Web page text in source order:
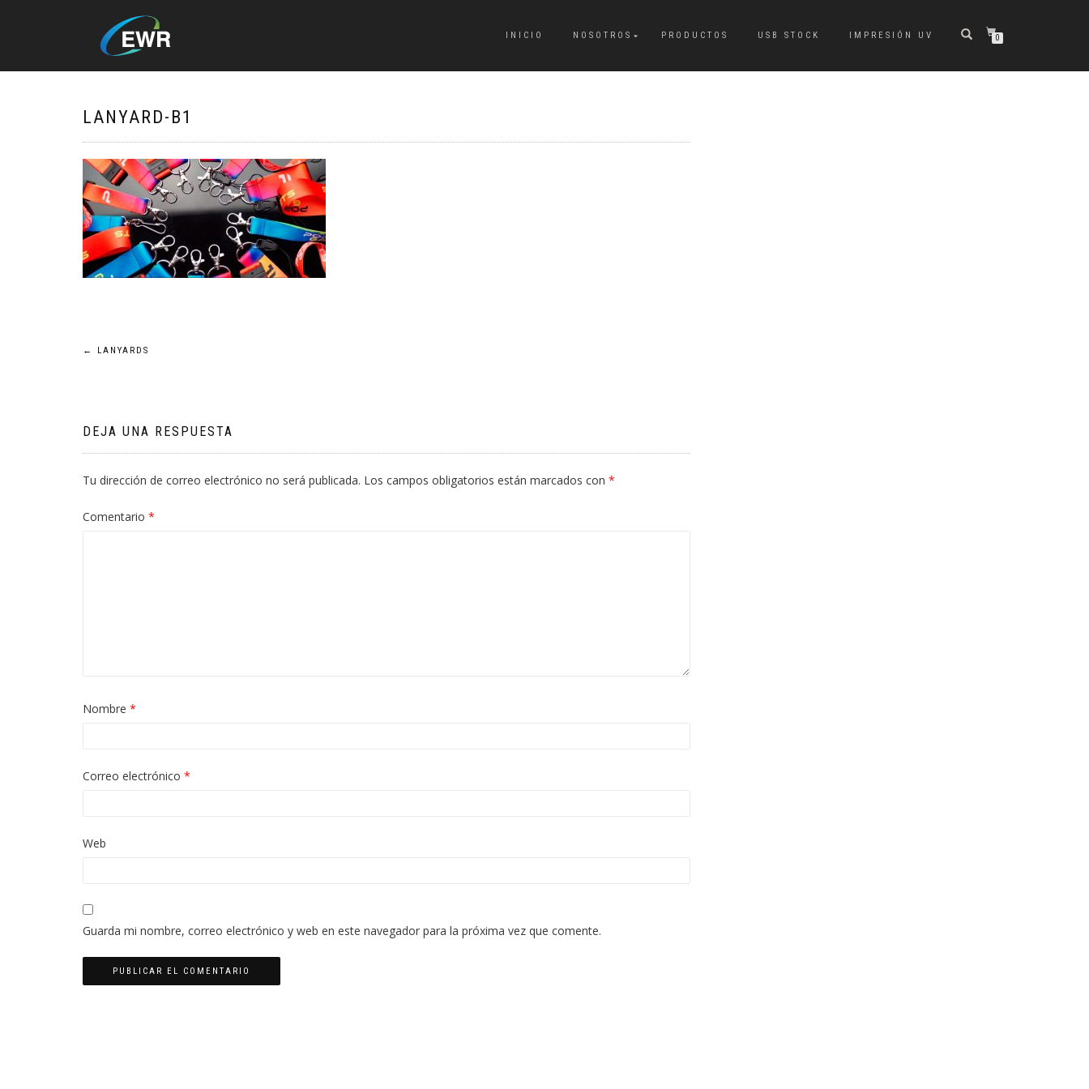
INICIO NOSOTROS PRODUCTOS USB STOCK IMPRESIÓN UV 0
LANYARD-B1
Navegación
entradas
← LANYARDS
DEJA UNA RESPUESTA
Tu dirección de correo electrónico no será publicada. Los campos obligatorios están marcados con *
Comentario *
Nombre *
Correo electrónico *
Web
Guarda mi nombre, correo electrónico y web en este navegador para la próxima vez que comente.